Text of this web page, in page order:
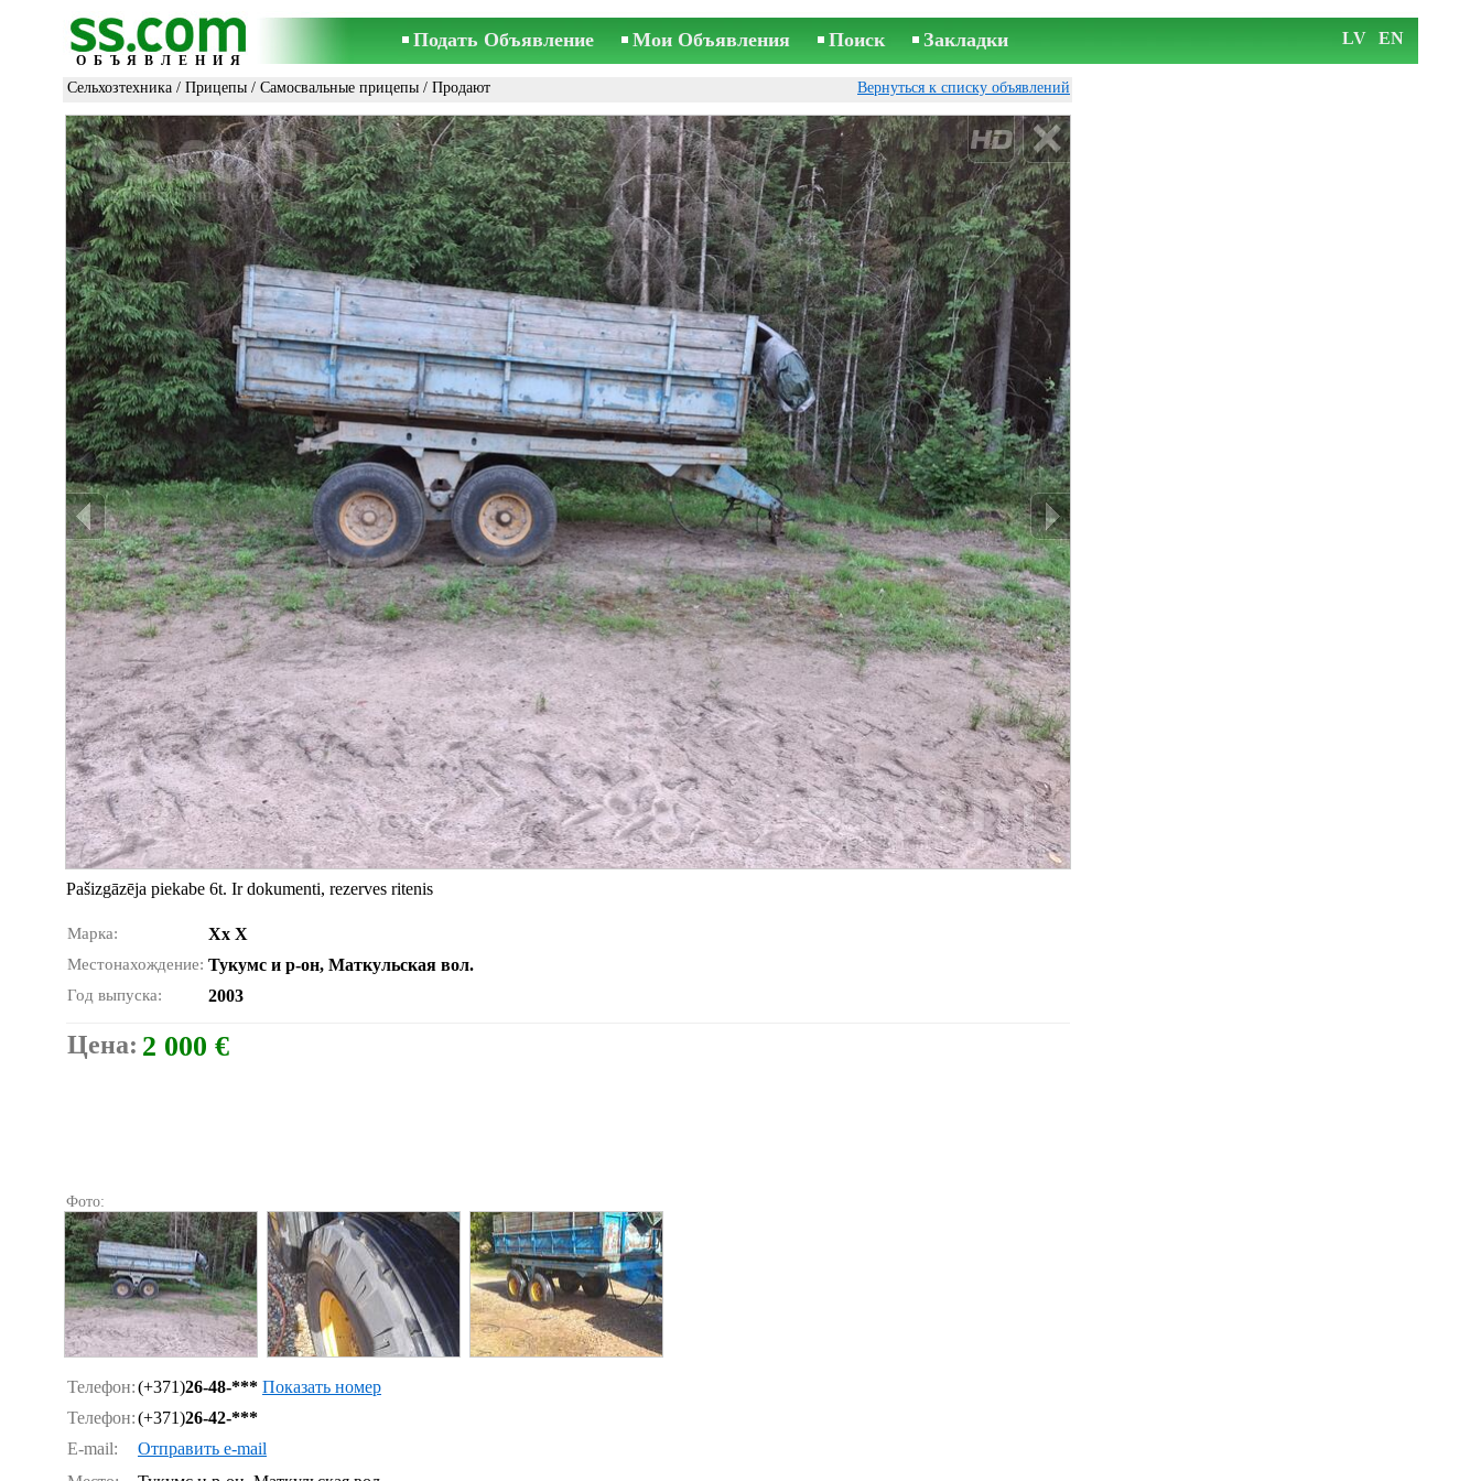
ОБЪЯВЛЕНИЯ
Подать Объявление Мои Объявления Поиск Закладки LV EN
Сельхозтехника / Прицепы / Самосвальные прицепы / Продают Вернуться к списку объявлений
Pašizgāzēja piekabe 6t. Ir dokumenti, rezerves ritenis
Марка: Xx X
Местонахождение: Тукумс и р-он, Маткульская вол.
Год выпуска: 2003
Цена: 2 000 €
Фото:
Телефон:(+371)26-48-*** Показать номер
Телефон:(+371)26-42-***
E-mail:
Отправить e-mail